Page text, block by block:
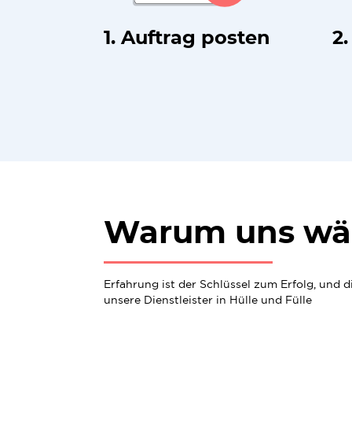
1. Auftrag posten
Warum uns
Erfahrung ist der Schlüssel zum Erfolg, und
unsere Dienstleister in Hülle und Fülle